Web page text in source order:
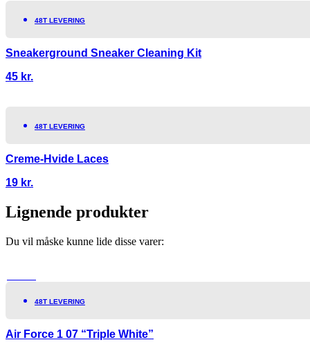
48T LEVERING
Sneakerground Sneaker Cleaning Kit
45 kr.
48T LEVERING
Creme-Hvide Laces
19 kr.
Lignende produkter
Du vil måske kunne lide disse varer:
48T LEVERING
Air Force 1 07 “Triple White”